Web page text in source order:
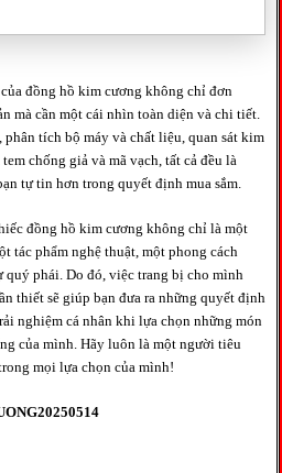
đồng hồ kim cương không chỉ đơn
mà cần một cái nhìn toàn diện và chi tiết.
tích bộ máy và chất liệu, quan sát kim
chống giả và mã vạch, tất cả đều là
tự tin hơn trong quyết định mua sắm.
đồng hồ kim cương không chỉ là một
tác phẩm nghệ thuật, một phong cách
quý phái. Do đó, việc trang bị cho mình
thiết sẽ giúp bạn đưa ra những quyết định
nghiệm cá nhân khi lựa chọn những món
của mình. Hãy luôn là một người tiêu
mọi lựa chọn của mình!